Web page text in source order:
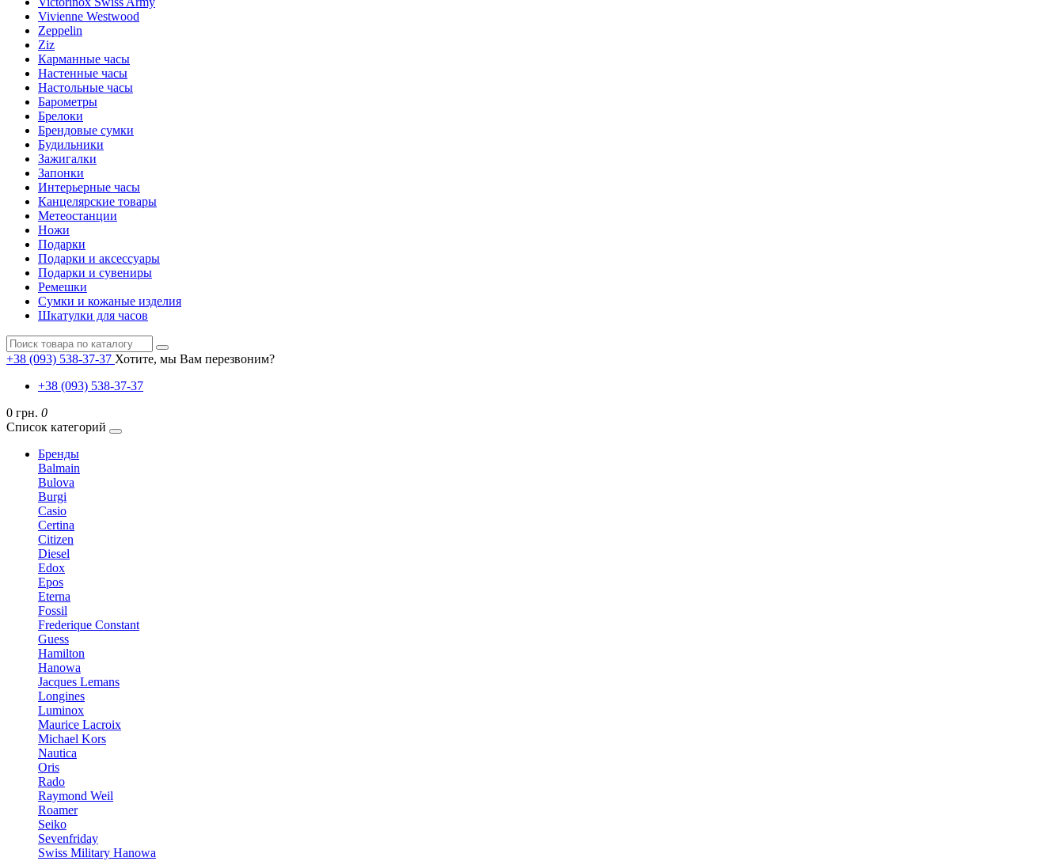
Vivienne Westwood
Zeppelin
Ziz
Карманные часы
Настенные часы
Настольные часы
Барометры
Брелоки
Брендовые сумки
Будильники
Зажигалки
Запонки
Интерьерные часы
Канцелярские товары
Метеостанции
Ножи
Подарки
Подарки и аксессуары
Подарки и сувениры
Ремешки
Сумки и кожаные изделия
Шкатулки для часов
+38 (093) 538-37-37 Хотите, мы Вам перезвоним?
+38 (093) 538-37-37
0 грн. 0
Список категорий
Бренды
Balmain
Bulova
Burgi
Casio
Certina
Citizen
Diesel
Edox
Epos
Eterna
Fossil
Frederique Constant
Guess
Hamilton
Hanowa
Jacques Lemans
Longines
Luminox
Maurice Lacroix
Michael Kors
Nautica
Oris
Rado
Raymond Weil
Roamer
Seiko
Sevenfriday
Swiss Military Hanowa